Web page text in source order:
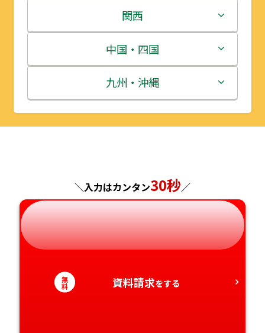
岩手県
宮城県
秋田県
山形県
栃木県
群馬県
埼玉県
千葉県
神奈川県
新潟県
富山県
石川県
福井県
岐阜県
静岡県
愛知県
関西
三重県
滋賀県
京都府
兵庫県
奈良県
和歌山県
中国・四国
鳥取県
島根県
広島県
山口県
徳島県
香川県
九州・沖縄
福岡県
長崎県
熊本県
大分県
宮崎県
＼入力はカンタン30秒／
無
料 資料請求をする